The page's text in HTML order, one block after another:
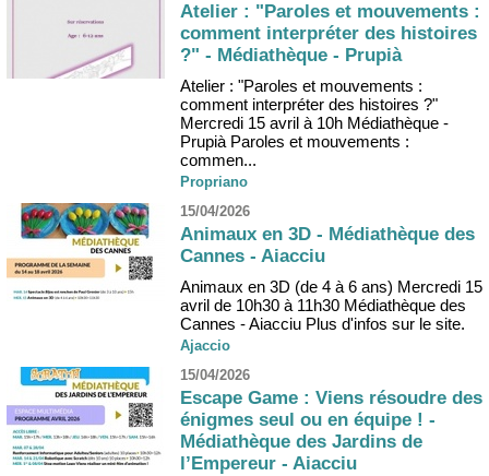
Atelier : "Paroles et mouvements :
comment interpréter des histoires
?" - Médiathèque - Prupià
Atelier : "Paroles et mouvements :
comment interpréter des histoires ?"
Mercredi 15 avril à 10h Médiathèque -
Prupià Paroles et mouvements :
commen...
Propriano
15/04/2026
Animaux en 3D - Médiathèque des
Cannes - Aiacciu
Animaux en 3D (de 4 à 6 ans) Mercredi 15
avril de 10h30 à 11h30 Médiathèque des
Cannes - Aiacciu Plus d'infos sur le site.
Ajaccio
15/04/2026
Escape Game : Viens résoudre des
énigmes seul ou en équipe ! -
Médiathèque des Jardins de
l’Empereur - Aiacciu